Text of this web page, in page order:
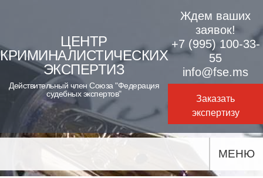
content
ЦЕНТР
КРИМИНАЛИСТИЧЕСКИХ
ЭКСПЕРТИЗ
Действительный член Союза "Федерация
судебных экспертов"
Ждем ваших
заявок!
+7 (995) 100-33-
55
info@fse.ms
Заказать
экспертизу
МЕНЮ